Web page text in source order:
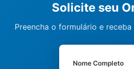
Solicite seu
Preencha o formulário e
Nome Completo